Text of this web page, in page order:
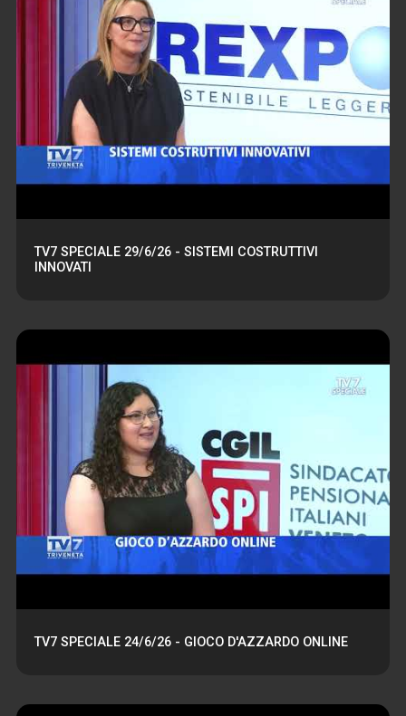
TV7 SPECIALE 29/6/26 - SISTEMI COSTRUTTIVI
INNOVATI
TV7 SPECIALE 24/6/26 - GIOCO D'AZZARDO ONLINE